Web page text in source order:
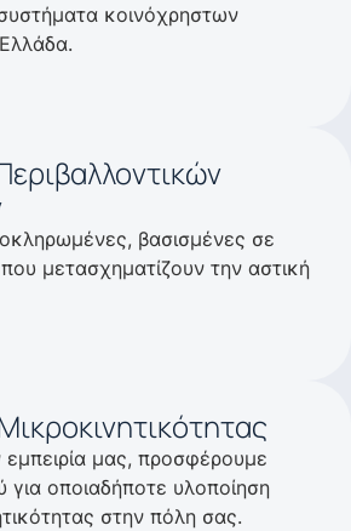
κοινόχρηστων
βασισμένες σε
μετασχηματίζουν την αστική
εμπειρία μας, προσφέρουμε
για οποιαδήποτε υλοποίηση
στην πόλη σας.